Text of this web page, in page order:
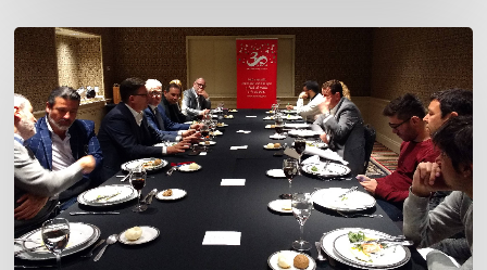
Logicalis:
30
años
en
el
país